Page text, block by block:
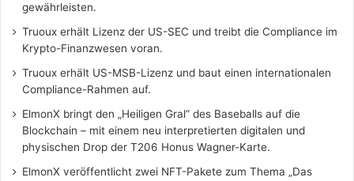
gewährleisten.
Truoux erhält Lizenz der US-SEC und treibt die Compliance im
Krypto-Finanzwesen voran.
Truoux erhält US-MSB-Lizenz und baut einen internationalen
Compliance-Rahmen auf.
ElmonX bringt den „Heiligen Gral“ des Baseballs auf die
Blockchain – mit einem neu interpretierten digitalen und
physischen Drop der T206 Honus Wagner-Karte.
ElmonX veröffentlicht zwei NFT-Pakete zum Thema „Das